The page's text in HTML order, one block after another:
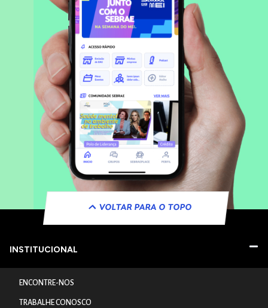
VOLTAR PARA O TOPO
INSTITUCIONAL
ENCONTRE-NOS
TRABALHE CONOSCO